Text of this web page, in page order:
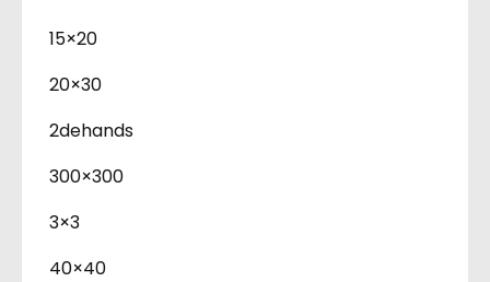
15×20
20×30
2dehands
300×300
3×3
40×40